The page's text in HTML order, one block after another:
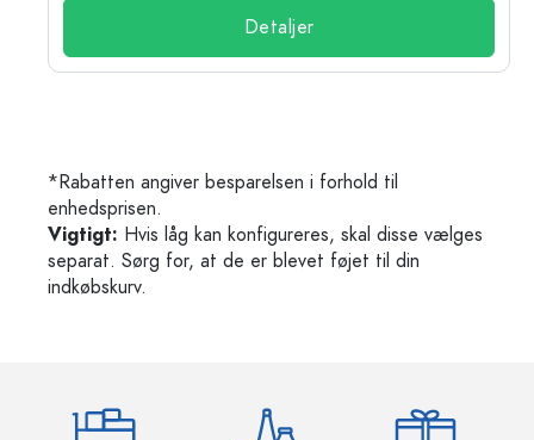
Detaljer
*Rabatten angiver besparelsen i forhold til
enhedsprisen.
Vigtigt: Hvis låg kan konfigureres, skal disse vælges
separat. Sørg for, at de er blevet føjet til din
indkøbskurv.